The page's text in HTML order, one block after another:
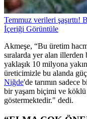
Temmuz verileri şaşırttı!
İçeriği Görüntüle
Akmeşe, “Bu üretim
sıralarda yer alan
yaklaşık 10 milyona
üreticimizle bu alanda
Niğde'de tarımın sadece
bir yaşam biçimi ve
göstermektedir." dedi.